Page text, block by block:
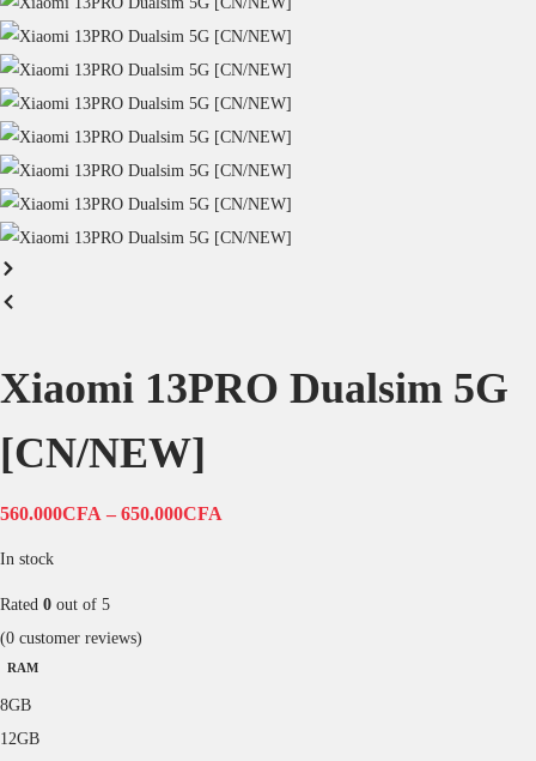
Xiaomi 13PRO Dualsim 5G
[CN/NEW]
560.000CFA – 650.000CFA
In stock
Rated 0 out of 5
(0 customer reviews)
RAM
8GB
12GB